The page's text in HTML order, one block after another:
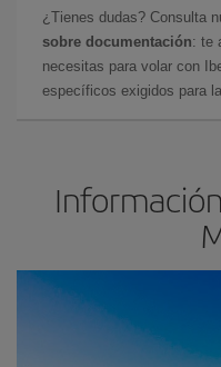
¿Tienes dudas? Consulta
sobre documentación: te
necesitas para volar con
específicos exigidos para